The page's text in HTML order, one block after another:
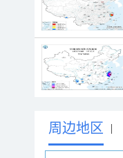
周边地区 |